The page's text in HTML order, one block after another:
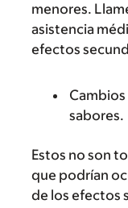
menores.
asistencia
efectos
sabores.
Estos no son
que podrían
de los efectos